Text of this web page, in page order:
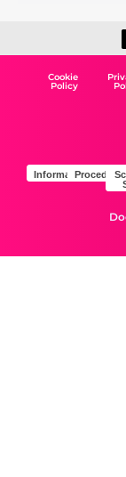
Cookie
Policy
InformativaProcedura